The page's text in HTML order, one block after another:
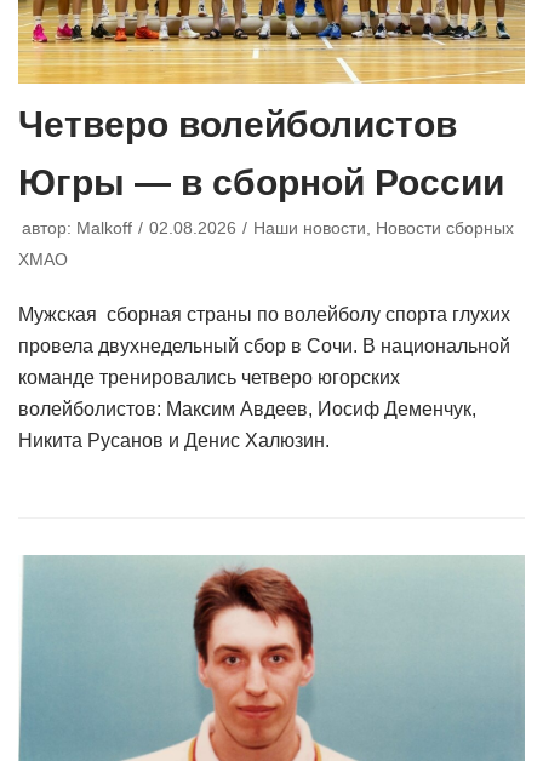
Четверо волейболистов
Югры — в сборной России
автор: Malkoff 02.08.2026 Наши новости, Новости сборных
ХМАО
Мужская сборная страны по волейболу спорта глухих
провела двухнедельный сбор в Сочи. В национальной
команде тренировались четверо югорских
волейболистов: Максим Авдеев, Иосиф Деменчук,
Никита Русанов и Денис Халюзин.